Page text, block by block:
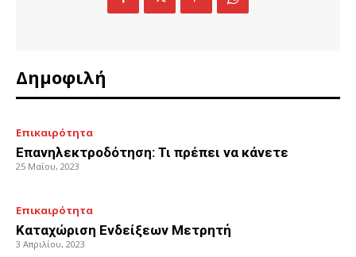
Δημοφιλή
Επικαιρότητα
Επανηλεκτροδότηση: Τι πρέπει να κάνετε
25 Μαΐου, 2023
Επικαιρότητα
Καταχώριση Ενδείξεων Μετρητή
3 Απριλίου, 2023